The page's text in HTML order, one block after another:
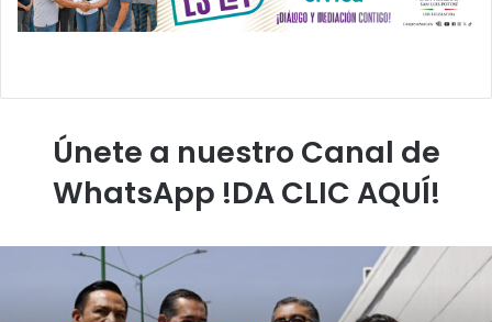
Únete a nuestro Canal de
WhatsApp !DA CLIC AQUÍ!